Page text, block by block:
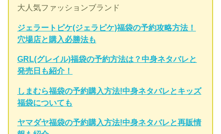
大人気ファッションブランド
ジェラートピケ(ジェラピケ)福袋の予約攻略方法！
穴場店と購入必勝法も
GRL(グレイル)福袋の予約方法は？中身ネタバレと
発売日も紹介！
しまむら福袋の予約購入方法!中身ネタバレとキッズ
福袋についても
ヤマダヤ福袋の予約購入方法!中身ネタバレと再販情